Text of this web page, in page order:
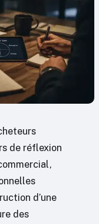
de réflexion
d’une
des